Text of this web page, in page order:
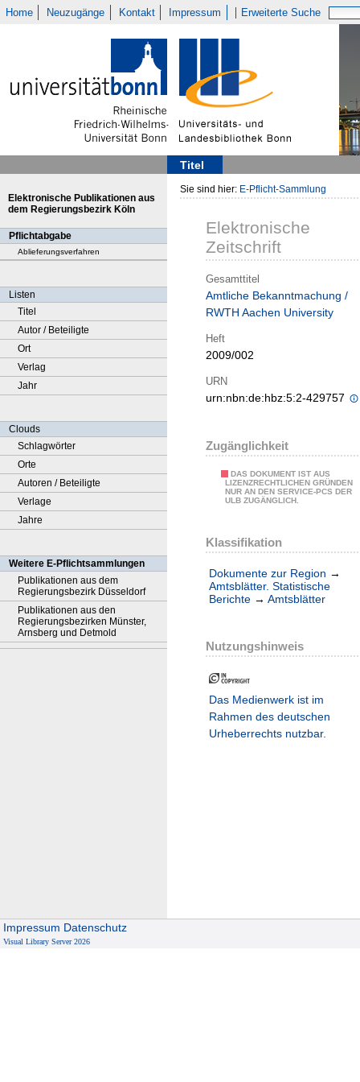
Home Neuzugänge Kontakt Impressum Erweiterte Suche
Titel
Elektronische Publikationen aus
dem Regierungsbezirk Köln
Pflichtabgabe
Ablieferungsverfahren
Listen
Titel
Autor / Beteiligte
Ort
Verlag
Jahr
Clouds
Schlagwörter
Orte
Autoren / Beteiligte
Verlage
Jahre
Weitere E-Pflichtsammlungen
Publikationen aus dem
Regierungsbezirk Düsseldorf
Publikationen aus den
Regierungsbezirken Münster,
Arnsberg und Detmold
Sie sind hier: E-Pflicht-Sammlung
Elektronische
Zeitschrift
Gesamttitel
Amtliche Bekanntmachung /
RWTH Aachen University
Heft
2009/002
URN
urn:nbn:de:hbz:5:2-429757
Zugänglichkeit
DAS DOKUMENT IST AUS
LIZENZRECHTLICHEN GRÜNDEN
NUR AN DEN SERVICE-PCS DER
ULB ZUGÄNGLICH.
Klassifikation
Dokumente zur Region →
Amtsblätter. Statistische
Berichte → Amtsblätter
Nutzungshinweis
Das Medienwerk ist im
Rahmen des deutschen
Urheberrechts nutzbar.
Impressum Datenschutz
Visual Library Server 2026